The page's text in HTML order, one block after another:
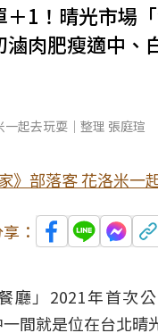
＋1！晴光市場
滷肉肥瘦適中、
一起去玩耍｜整理 張庭瑄
》部落客 花洛米一
：
廳」2021年首次
間就是位在台北晴